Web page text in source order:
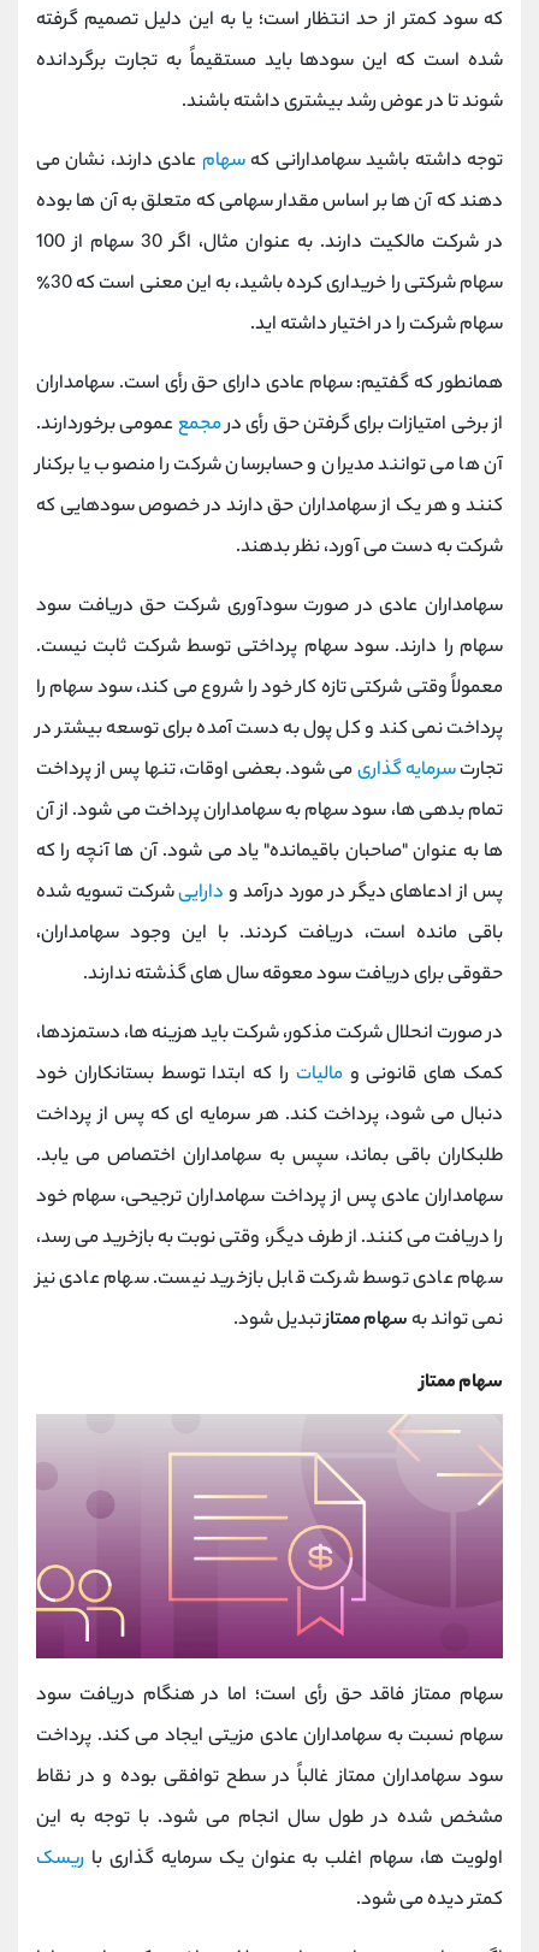
که سود کمتر از حد انتظار است؛ یا به این دلیل تصمیم گرفته
شده است که این سودها باید مستقیماً به تجارت برگردانده
شوند تا در عوض رشد بیشتری داشته باشند.
توجه داشته باشید سهامدارانی کهسهام عادی دارند، نشان می
دهند که آن ها بر اساس مقدار سهامی که متعلق به آن ها بوده
در شرکت مالکیت دارند. به عنوان مثال، اگر 30 سهام از 100
سهام شرکتی را خریداری کرده باشید، به این معنی است که 30٪
سهام شرکت را در اختیار داشته اید.
همانطور که گفتیم: سهام عادی دارای حق رأی است. سهامداران
از برخی امتیازات برای گرفتن حق رأی درمجمععمومی برخوردارند.
آن ها می توانند مدیران و حسابرسان شرکت را منصوب یا برکنار
کنند و هر یک از سهامداران حق دارند در خصوص سودهایی که
شرکت به دست می آورد، نظر بدهند.
سهامداران عادی در صورت سودآوری شرکت حق دریافت سود
سهام را دارند. سود سهام پرداختی توسط شرکت ثابت نیست.
معمولاً وقتی شرکتی تازه کار خود را شروع می کند، سود سهام را
پرداخت نمی کند و کل پول به دست آمده برای توسعه بیشتر در
تجارتسرمایه گذاریمی شود. بعضی اوقات، تنها پس از پرداخت
تمام بدهی ها، سود سهام به سهامداران پرداخت می شود. از آن
ها به عنوان "صاحبان باقیمانده" یاد می شود. آن ها آنچه را که
پس از ادعاهای دیگر در مورد درآمد و داراییشرکت تسویه شده
باقی مانده است، دریافت کردند. با این وجود سهامداران،
حقوقی برای دریافت سود معوقه سال های گذشته ندارند.
در صورت انحلال شرکت مذکور، شرکت باید هزینه ها، دستمزدها،
کمک های قانونی ومالیات را که ابتدا توسط بستانکاران خود
دنبال می شود، پرداخت کند. هر سرمایه ای که پس از پرداخت
طلبکاران باقی بماند، سپس به سهامداران اختصاص می یابد.
سهامداران عادی پس از پرداخت سهامداران ترجیحی، سهام خود
را دریافت می کنند. از طرف دیگر، وقتی نوبت به بازخرید می رسد،
سهام عادی توسط شرکت قابل بازخرید نیست. سهام عادی نیز
نمی تواند به سهام ممتازتبدیل شود.
سهام ممتاز
سهام ممتاز فاقد حق رأی است؛ اما در هنگام دریافت سود
سهام نسبت به سهامداران عادی مزیتی ایجاد می کند. پرداخت
سود سهامداران ممتاز غالباً در سطح توافقی بوده و در نقاط
مشخص شده در طول سال انجام می شود. با توجه به این
اولویت ها، سهام اغلب به عنوان یک سرمایه گذاری با ریسک
کمتر دیده می شود.